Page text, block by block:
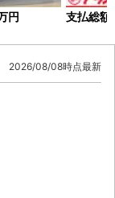
円 支払総額
2026/08/08時点最新